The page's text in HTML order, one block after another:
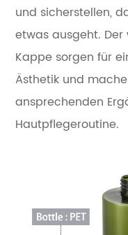
und sicherstellen,
etwas ausgeht.
Kappe sorgen für
Ästhetik und
ansprechenden
Hautpflegeroutine.